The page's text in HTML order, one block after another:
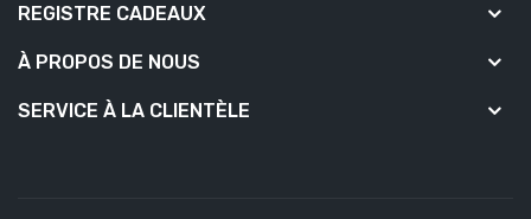
REGISTRE CADEAUX
À PROPOS DE NOUS
SERVICE À LA CLIENTÈLE